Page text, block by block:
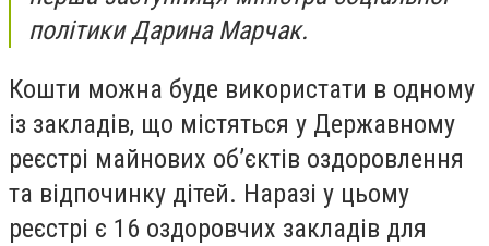
політики Дарина Марчак.
Кошти можна буде використати в одному
із закладів, що містяться у Державному
реєстрі майнових об’єктів оздоровлення
та відпочинку дітей. Наразі у цьому
реєстрі є 16 оздоровчих закладів для